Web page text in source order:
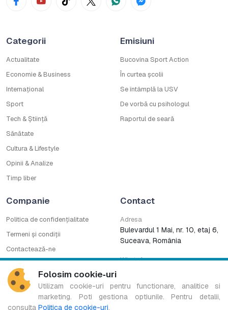
Categorii
Actualitate
Economie & Business
Internațional
Sport
Tech & Știință
Sănătate
Cultura & Lifestyle
Opinii & Analize
Timp liber
Emisiuni
Bucovina Sport Action
În curtea școlii
Se întâmplă la USV
De vorbă cu psihologul
Raportul de seară
Companie
Politica de confidențialitate
Termeni și condiții
Contactează-ne
CNA
Contact
Adresa
Bulevardul 1 Mai, nr. 10, etaj 6,
Suceava, România
WhatsApp
Folosim cookie‑uri
Utilizam cookie-uri pentru functionare, analitice si
marketing. Poti gestiona optiunile. Pentru detalii,
consulta Politica de cookie-uri.